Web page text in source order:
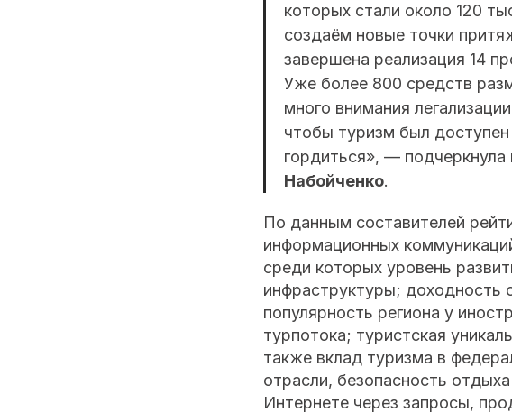
которых стали около 120
создаём новые точки
завершена реализация 14
Уже более 800 средств
много внимания
чтобы туризм был
гордиться», — подчеркнула
Набойченко.
По данным составителей
информационных
среди которых уровень
инфраструктуры; доходность
популярность региона у
турпотока; туристская
также вклад туризма в
отрасли, безопасность
Интернете через запросы,